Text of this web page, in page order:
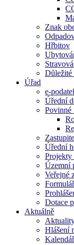
Znak
Hřbitov
Důležité
Úřad
e-
Úřední
Povinné
Úřední
Projekty
Územní
Veřejné
Dotace
Aktuálně
Hlášení